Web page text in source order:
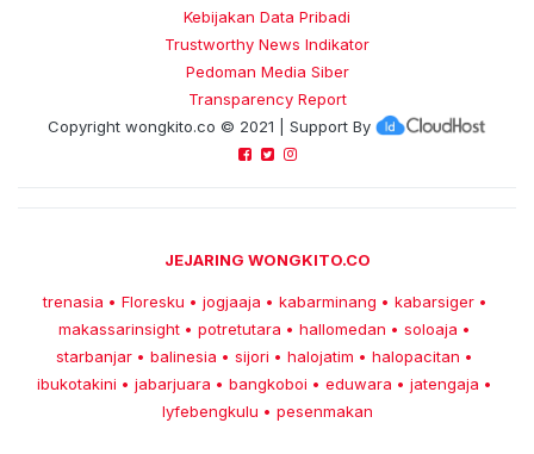
Kebijakan Data Pribadi
Trustworthy News Indikator
Pedoman Media Siber
Transparency Report
Copyright wongkito.co © 2021 | Support By
JEJARING WONGKITO.CO
trenasia • Floresku • jogjaaja • kabarminang • kabarsiger •
makassarinsight • potretutara • hallomedan • soloaja •
starbanjar • balinesia • sijori • halojatim • halopacitan •
ibukotakini • jabarjuara • bangkoboi • eduwara • jatengaja •
lyfebengkulu • pesenmakan